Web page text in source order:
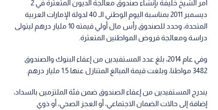
أمر الشيخ خليفة بإنشاء صندوق معالجة الديون المتعثرة في 2
ديسمبر 2011 بمناسبة اليوم الوطني الـ 40 لدولة الإمارات العربية
المتحدة، وحدد للصندوق رأس مال أولي قيمته 10 مليار درهم ليتولى
دراسة ومعالجة قروض المواطنين المتعثرة.
وفي عام 2014، بلغ عدد المستفيدين من إعفاء البنوك والصندوق
3482 مواطنا، وبلغت قيمة المبالغ المتنازل عنها 1.5 مليار درهم.
يندرج المستفيدين من إعفاء الصندوق ضمن فئة الملتزمين بالسداد،
إضافة إلى حالات الضمان الاجتماعي، أو العجز الصحي، أو ذوي